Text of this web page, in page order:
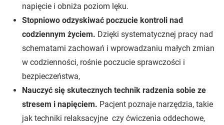
napięcie i obniża poziom lęku.
Stopniowo odzyskiwać poczucie kontroli nad
codziennym życiem. Dzięki systematycznej pracy nad
schematami zachowań i wprowadzaniu małych zmian
w codzienności, rośnie poczucie sprawczości i
bezpieczeństwa,
Nauczyć się skutecznych technik radzenia sobie ze
stresem i napięciem. Pacjent poznaje narzędzia, takie
jak techniki relaksacyjne czy ćwiczenia oddechowe,